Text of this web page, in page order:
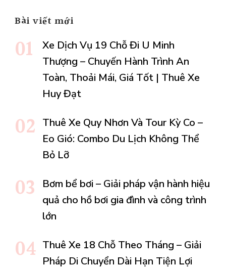
Bài viết mới
Xe Dịch Vụ 19 Chỗ Đi U Minh
Thượng – Chuyến Hành Trình An
Toàn, Thoải Mái, Giá Tốt | Thuê Xe
Huy Đạt
Thuê Xe Quy Nhơn Và Tour Kỳ Co –
Eo Gió: Combo Du Lịch Không Thể
Bỏ Lỡ
Bơm bể bơi – Giải pháp vận hành hiệu
quả cho hồ bơi gia đình và công trình
lớn
Thuê Xe 18 Chỗ Theo Tháng – Giải
Pháp Di Chuyển Dài Hạn Tiện Lợi